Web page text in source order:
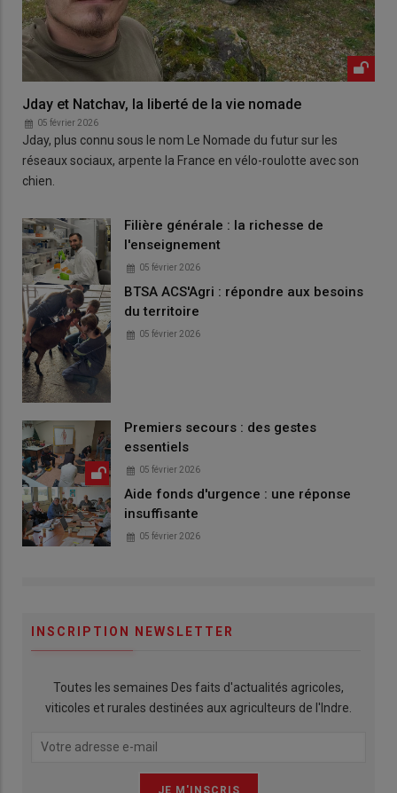
Jday et Natchav, la liberté de la vie nomade
05 février 2026
Jday, plus connu sous le nom Le Nomade du futur sur les
réseaux sociaux, arpente la France en vélo-roulotte avec son
chien.
Filière générale : la richesse de
l'enseignement
05 février 2026
BTSA ACS'Agri : répondre aux besoins
du territoire
05 février 2026
Premiers secours : des gestes
essentiels
05 février 2026
Aide fonds d'urgence : une réponse
insuffisante
05 février 2026
INSCRIPTION NEWSLETTER
Toutes les semaines Des faits d'actualités agricoles,
viticoles et rurales destinées aux agriculteurs de l'Indre.